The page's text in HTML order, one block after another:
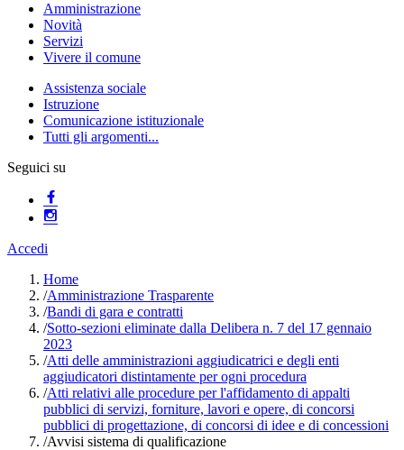
Amministrazione
Novità
Servizi
Vivere il comune
Assistenza sociale
Istruzione
Comunicazione istituzionale
Tutti gli argomenti...
Seguici su
Accedi
Home
/Amministrazione Trasparente
/Bandi di gara e contratti
/Sotto-sezioni eliminate dalla Delibera n. 7 del 17 gennaio
2023
/Atti delle amministrazioni aggiudicatrici e degli enti
aggiudicatori distintamente per ogni procedura
/Atti relativi alle procedure per l'affidamento di appalti
pubblici di servizi, forniture, lavori e opere, di concorsi
pubblici di progettazione, di concorsi di idee e di concessioni
/Avvisi sistema di qualificazione